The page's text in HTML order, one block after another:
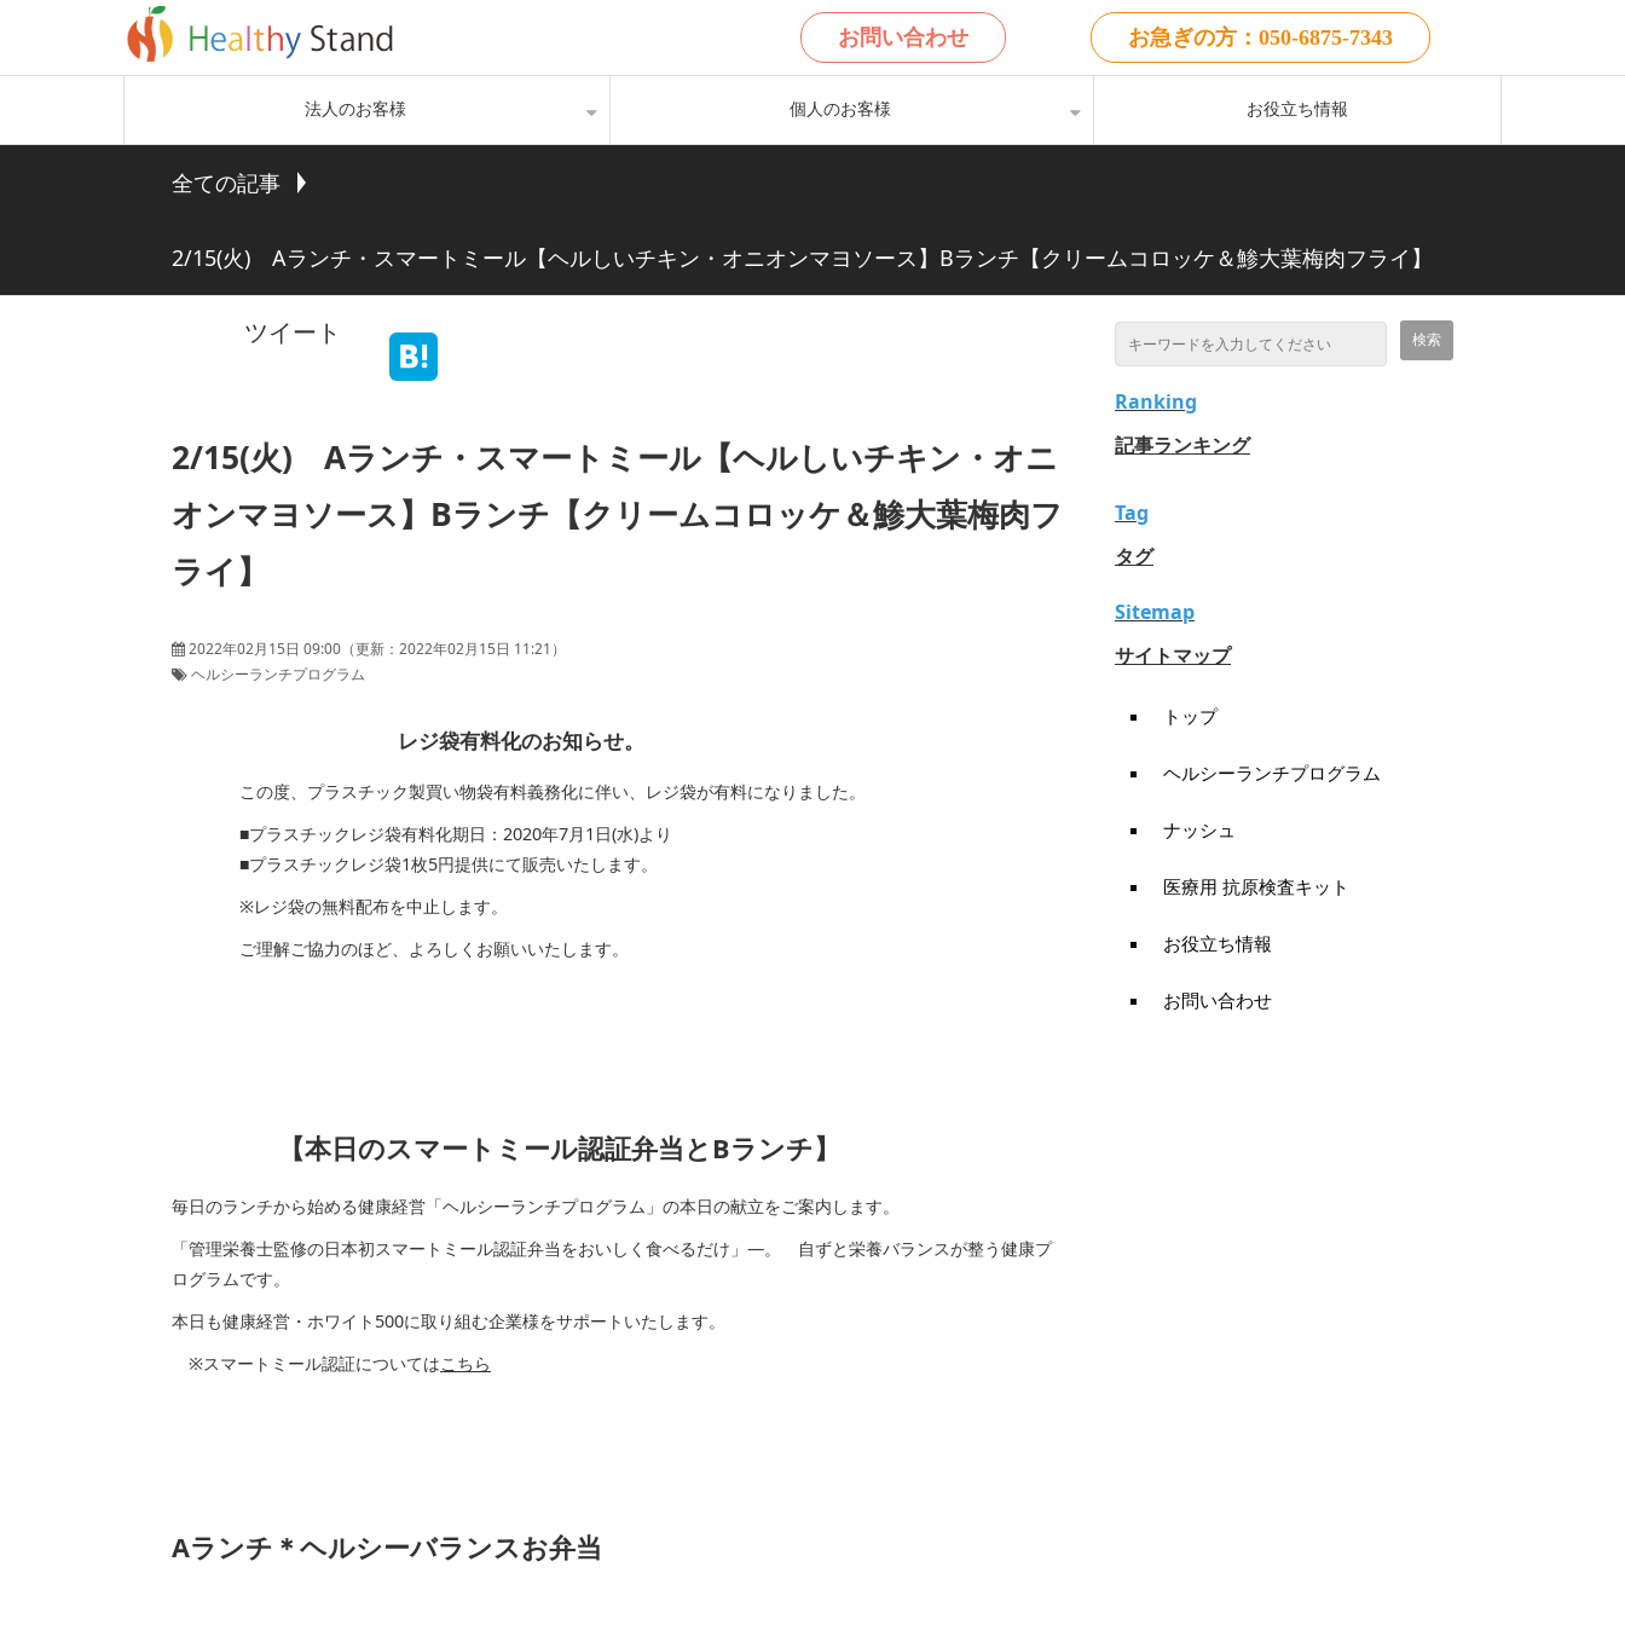
お問い合わせ お急ぎの方：050-6875-7343
法人のお客様 個人のお客様 お役立ち情報
全ての記事
2/15(火) Aランチ・スマートミール【ヘルしいチキン・オニオンマヨソース】Bランチ【クリームコロッケ＆鯵大葉梅肉フライ】
ツイート
2/15(火) Aランチ・スマートミール【ヘルしいチキン・オニ
オンマヨソース】Bランチ【クリームコロッケ＆鯵大葉梅肉フ
ライ】
2022年02月15日 09:00 （更新： 2022年02月15日 11:21 ）
ヘルシーランチプログラム
レジ袋有料化のお知らせ。
この度、プラスチック製買い物袋有料義務化に伴い、レジ袋が有料になりました。
■プラスチックレジ袋有料化期日：2020年7月1日(水)より
■プラスチックレジ袋1枚5円提供にて販売いたします。
※レジ袋の無料配布を中止します。
ご理解ご協力のほど、よろしくお願いいたします。
【本日のスマートミール認証弁当とBランチ】
毎日のランチから始める健康経営「ヘルシーランチプログラム」の本日の献立をご案内します。
「管理栄養士監修の日本初スマートミール認証弁当をおいしく食べるだけ」―。 自ずと栄養バランスが整う健康プ
ログラムです。
本日も健康経営・ホワイト500に取り組む企業様をサポートいたします。
※スマートミール認証についてはこちら
Aランチ＊ヘルシーバランスお弁当
Ranking
記事ランキング
Tag
タグ
Sitemap
サイトマップ
トップ
ヘルシーランチプログラム
ナッシュ
医療用 抗原検査キット
お役立ち情報
お問い合わせ